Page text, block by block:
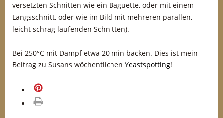
versetzten Schnitten wie ein Baguette, oder mit einem
Längsschnitt, oder wie im Bild mit mehreren parallen,
leicht schräg laufenden Schnitten).
Bei 250°C mit Dampf etwa 20 min backen. Dies ist mein
Beitrag zu Susans wöchentlichen Yeastspotting!